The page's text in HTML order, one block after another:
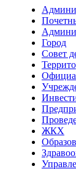
Город
Совет
ЖКХ